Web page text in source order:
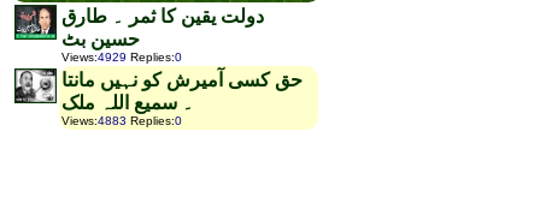
دولت یقین کا ثمر ۔ طارق
حسین بٹ
Views:4929 Replies:0
حق کسی آمیرش کو نہیں مانتا
۔ سمیع اللہ ملک
Views:4883 Replies:0